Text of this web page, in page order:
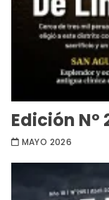
Edición Nº
MAYO 2026